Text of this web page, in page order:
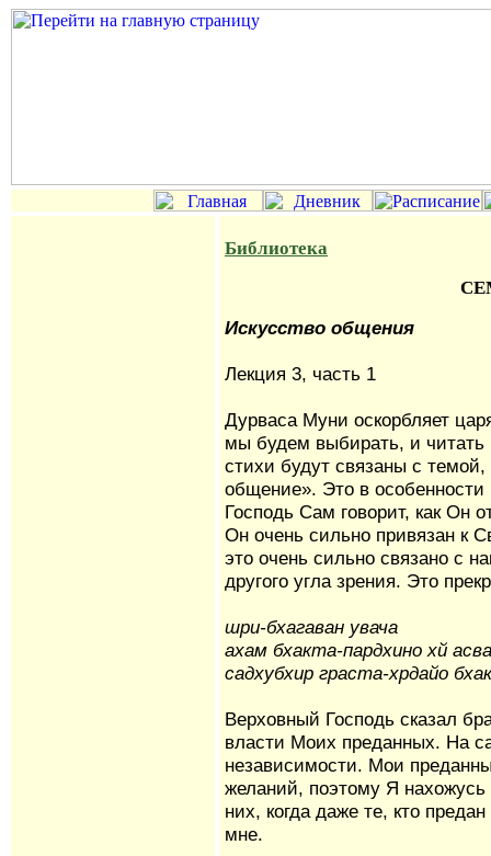
Библиотека
Искусство общения
Лекция 3, часть 1
Дурваса Муни оскорбляет
мы будем выбирать, и читать
стихи будут связаны с
общение». Это в особенности
Господь Сам говорит, как Он
Он очень сильно привязан к
это очень сильно связано с
другого угла зрения. Это
шри-бхагаван увача
ахам бхакта-пардхино хй
садхубхир граста-хрдайо
Верховный Господь сказал
власти Моих преданных. На
независимости. Мои
желаний, поэтому Я нахожусь
них, когда даже те, кто
мне.